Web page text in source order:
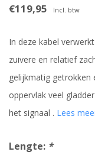
€119,95 Incl. btw
In deze kabel
zuivere en relatief
gelijkmatig
oppervlak veel
het signaal . Lees
Lengte: *